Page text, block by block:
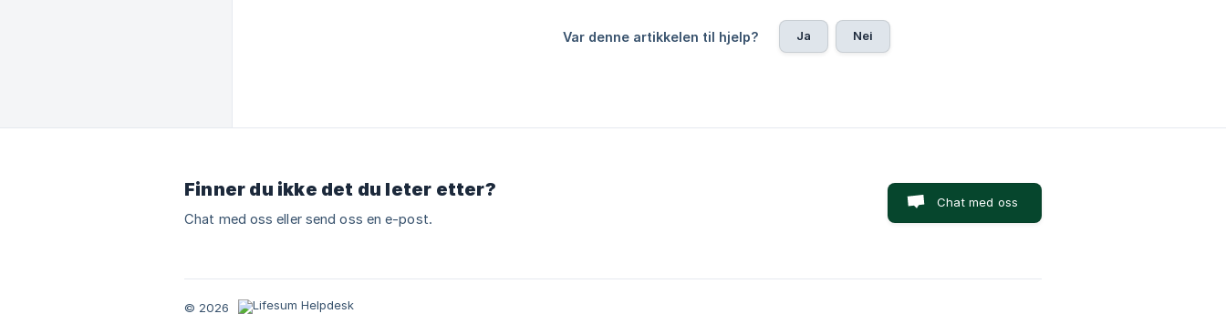
Var denne artikkelen til hjelp? Ja Nei
Finner du ikke det du leter etter?
Chat med oss eller send oss en e-post.
Chat med oss
© 2026